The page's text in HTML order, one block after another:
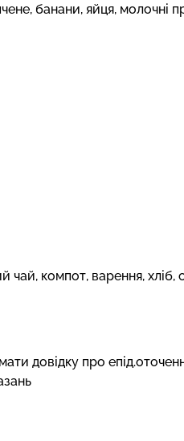
банани, яйця, молочні
компот, варення,
довідку про